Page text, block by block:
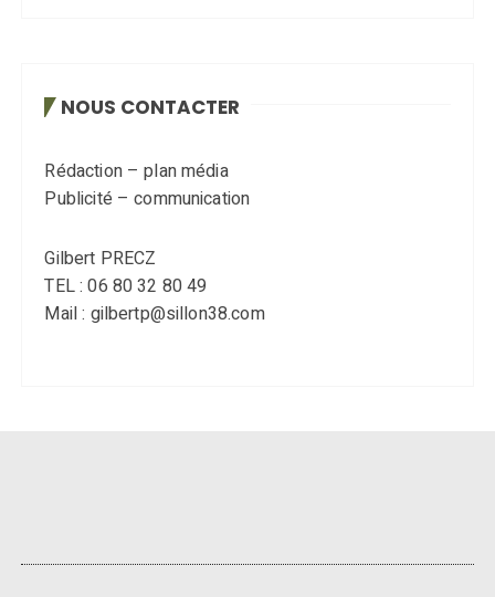
NOUS CONTACTER
Rédaction – plan média
Publicité – communication
Gilbert PRECZ
TEL : 06 80 32 80 49
Mail : gilbertp@sillon38.com